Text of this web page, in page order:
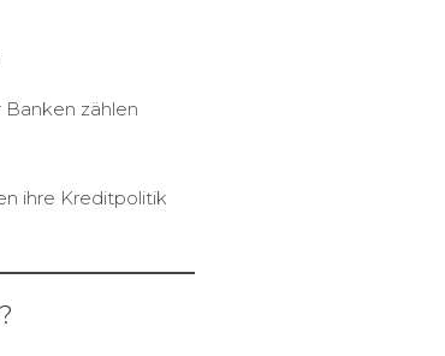
zählen
ihre Kreditpolitik